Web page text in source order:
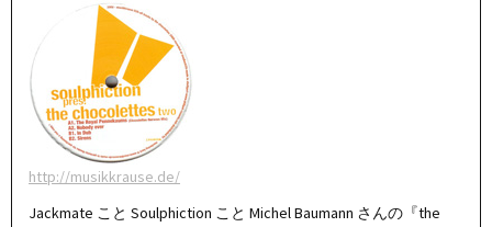
http://musikkrause.de/
Jackmate こと Soulphiction こと Michel Baumann さんの『the